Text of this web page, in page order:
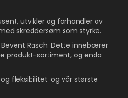
utvikler og forhandler av
skreddersøm som styrke.
Bevent Rasch. Dette innebærer
produkt-sortiment, og enda
fleksibilitet, og vår største